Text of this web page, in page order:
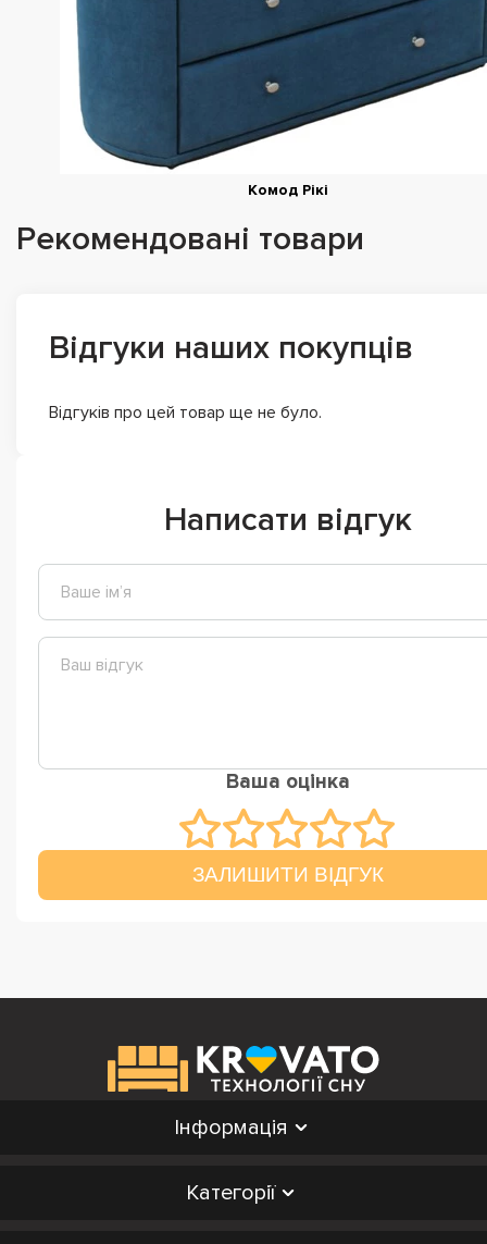
Комод Рікі
Рекомендовані товари
Відгуки наших покупців
Відгуків про цей товар ще не було.
Написати відгук
Ваша оцінка
ЗАЛИШИТИ ВІДГУК
Інформація
Категорії